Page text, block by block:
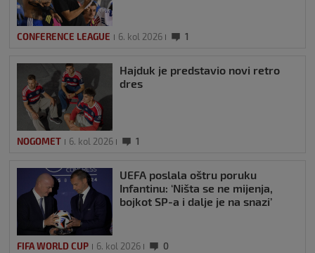
CONFERENCE LEAGUE 6. kol 2026 1
Hajduk je predstavio novi retro
dres
NOGOMET 6. kol 2026 1
UEFA poslala oštru poruku
Infantinu: ‘Ništa se ne mijenja,
bojkot SP-a i dalje je na snazi’
FIFA WORLD CUP 6. kol 2026 0